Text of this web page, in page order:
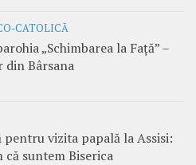
CATOLICĂ
„Schimbarea la Față” –
din Bârsana
pentru vizita papală la Assisi:
că suntem Biserica